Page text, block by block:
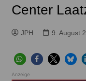
Center
JPH 9. August
Anzeige